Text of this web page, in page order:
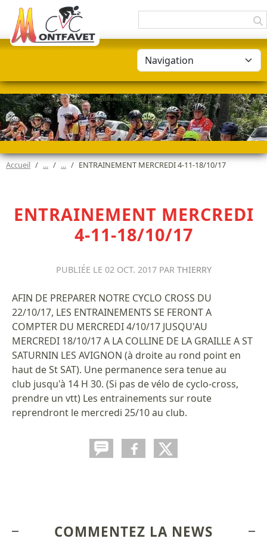
CHRISTOPHE VÉLO CLUB MONTFAVET
Accueil ENTRAINEMENT MERCREDI 4-11-18/10/17
ENTRAINEMENT MERCREDI
4-11-18/10/17
PUBLIÉE LE 02 OCT. 2017PAR THIERRY
AFIN DE PREPARER NOTRE CYCLO CROSS DU
22/10/17, LES ENTRAINEMENTS SE FERONT A
COMPTER DU MERCREDI 4/10/17 JUSQU'AU
MERCREDI 18/10/17 A LA COLLINE DE LA GRAILLE A ST
SATURNIN LES AVIGNON (à droite au rond point en
haut de St SAT). Une permanence sera tenue au
club jusqu'à 14 H 30. (Si pas de vélo de cyclo-cross,
prendre un vtt) Les entrainements sur route
reprendront le mercredi 25/10 au club.
COMMENTEZ LA NEWS
Panneau de gestion des cookies